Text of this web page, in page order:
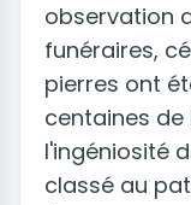
observation
funéraires,
pierres ont
centaines
l'ingéniosité
classé au